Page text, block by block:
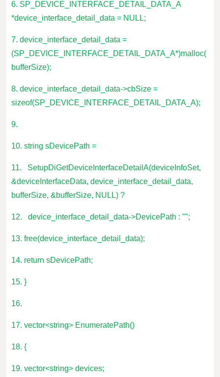
6. SP_DEVICE_INTERFACE_DETAIL_DATA_A
*device_interface_detail_data = NULL;
7. device_interface_detail_data =
(SP_DEVICE_INTERFACE_DETAIL_DATA_A*)malloc(
bufferSize);
8. device_interface_detail_data->cbSize =
sizeof(SP_DEVICE_INTERFACE_DETAIL_DATA_A);
9.
10. string sDevicePath =
11. SetupDiGetDeviceInterfaceDetailA(deviceInfoSet,
&deviceInterfaceData, device_interface_detail_data,
bufferSize, &bufferSize, NULL) ?
12. device_interface_detail_data->DevicePath : "";
13. free(device_interface_detail_data);
14. return sDevicePath;
15. }
16.
17. vector<string> EnumeratePath()
18. {
19. vector<string> devices;